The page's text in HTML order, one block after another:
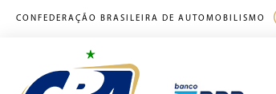
CONFEDERAÇÃO BRASILEIRA DE AUTOMOBILISMO